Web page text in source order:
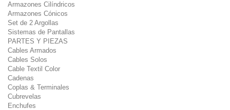
Armazones Cilíndricos
Armazones Cónicos
Set de 2 Argollas
Sistemas de Pantallas
PARTES Y PIEZAS
Cables Armados
Cables Solos
Cable Textil Color
Cadenas
Coplas & Terminales
Cubrevelas
Enchufes